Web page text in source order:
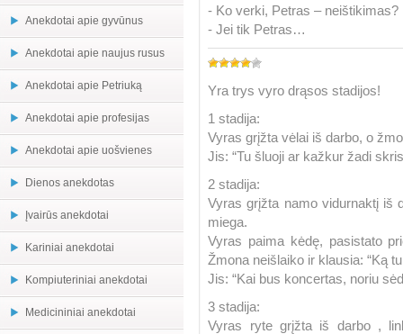
Anekdotai apie gyvūnus
Anekdotai apie naujus rusus
Anekdotai apie Petriuką
Anekdotai apie profesijas
Anekdotai apie uošvienes
Dienos anekdotas
Įvairūs anekdotai
Kariniai anekdotai
Kompiuteriniai anekdotai
Medicininiai anekdotai
- Ko verki, Petras – neištikimas?
- Jei tik Petras…
Yra trys vyro drąsos stadijos!
1 stadija:
Vyras grįžta vėlai iš darbo, o
Jis: “Tu šluoji ar kažkur žadi
2 stadija:
Vyras grįžta namo vidurnaktį iš
miega.
Vyras paima kėdę, pasistato
Žmona neišlaiko ir klausia: “Ką
Jis: “Kai bus koncertas, noriu
3 stadija:
Vyras ryte grįžta iš darbo ,